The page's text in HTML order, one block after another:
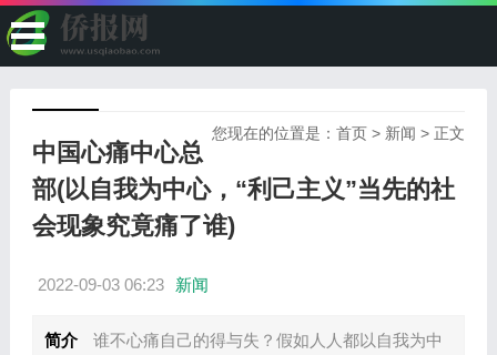
您现在的位置是：首页 > 新闻 > 正文
中国心痛中心总
部(以自我为中心，“利己主义”当先的社
会现象究竟痛了谁)
2022-09-03 06:23 新闻
简介
谁不心痛自己的得与失？假如人人都以自我为中